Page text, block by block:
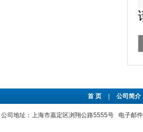
首 页 公司简介
公司地址：上海市嘉定区浏翔公路5555号 电子邮